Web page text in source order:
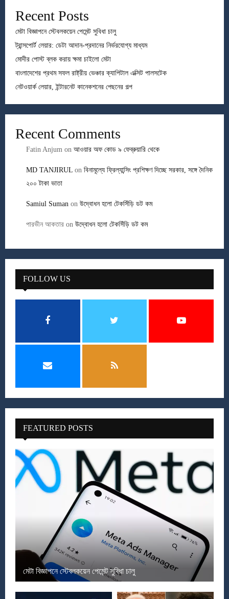
Recent Posts
মেটা বিজ্ঞাপনে স্টেবলকয়েন পেমেন্ট সুবিধা চালু
ট্রান্সপোর্ট লেয়ার: ডেটা আদান-প্রদানের নির্ভরযোগ্য মাধ্যম
মোদীর পোস্ট ব্লক করায় ক্ষমা চাইলো মেটা
বাংলাদেশের প্রথম সফল রাষ্ট্রীয় ভেঞ্চার ক্যাপিটাল এক্সিট পালসটেক
নেটওয়ার্ক লেয়ার, ইন্টারনেট কানেকশনের পেছনের গল্প
Recent Comments
Fatin Anjum on আওয়ার অফ কোড ৯ ফেব্রুয়ারি থেকে
MD TANJIRUL on বিনামূল্যে ফ্রিল্যান্সিং প্রশিক্ষণ দিচ্ছে সরকার, সঙ্গে দৈনিক
২০০ টাকা ভাতা
Samiul Suman on উদ্বোধন হলো টেকসিঁড়ি ডট কম
পারভীন আকতার on উদ্বোধন হলো টেকসিঁড়ি ডট কম
FOLLOW US
FEATURED POSTS
মেটা বিজ্ঞাপনে স্টেবলকয়েন পেমেন্ট সুবিধা চালু